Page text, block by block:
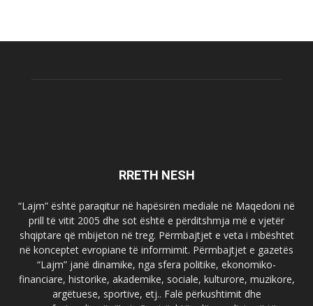
RRETH NESH
“Lajm” është paraqitur në hapësirën mediale në Maqedoni në
prill të vitit 2005 dhe sot është e përditshmja më e vjetër
shqiptare që mbijeton në treg. Përmbajtjet e veta i mbështet
në konceptet evropiane të informimit. Përmbajtjet e gazetës
“Lajm” janë dinamike, nga sfera politike, ekonomiko-
financiare, historike, akademike, sociale, kulturore, muzikore,
argëtuese, sportive, etj.. Falë përkushtimit dhe